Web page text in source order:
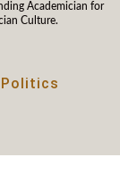
Academician for
Culture.
Politics